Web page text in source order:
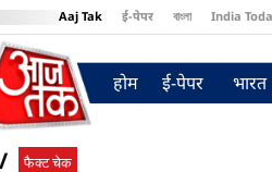
Aaj Tak ई-पेपर বাংলা India
BT Bazaar
होम ई-पेपर भारत
फैक्ट चेक